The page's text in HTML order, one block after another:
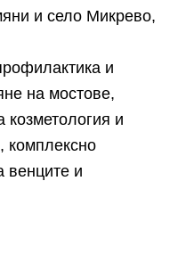
и село Микрево,
и
на мостове,
козметология и
комплексно
венците и